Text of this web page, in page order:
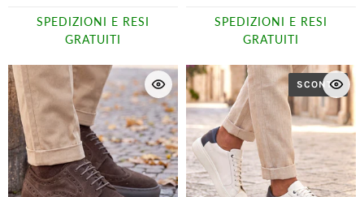
SPEDIZIONI E RESI
GRATUITI
SPEDIZIONI E RESI
GRATUITI
SCONTO